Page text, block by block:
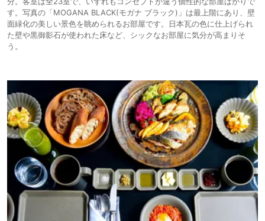
す。写真の「MOGANA BLACK(モガナ ブラック)」は最上階にあり、壁
面緑化の美しい景色を眺められるお部屋です。日本瓦の色に仕上げられ
た壁や黒御影石が使われた床など、シックなお部屋に気分が高まりそ
う。